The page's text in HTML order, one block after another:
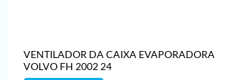
VENTILADOR DA CAIXA EVAPORADORA
VOLVO FH 2002 24